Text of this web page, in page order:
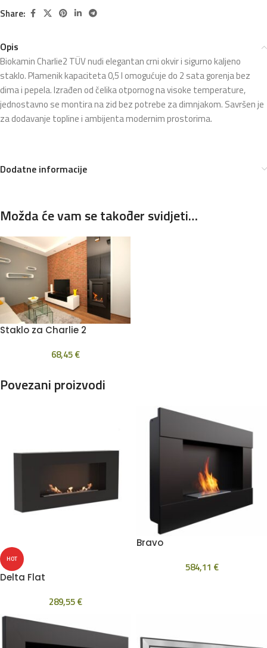
Share:
Opis
Biokamin Charlie2 TÜV nudi elegantan crni okvir i sigurno kaljeno
staklo. Plamenik kapaciteta 0,5 l omogućuje do 2 sata gorenja bez
dima i pepela. Izrađen od čelika otpornog na visoke temperature,
jednostavno se montira na zid bez potrebe za dimnjakom. Savršen je
za dodavanje topline i ambijenta modernim prostorima.
Dodatne informacije
Možda će vam se također svidjeti…
Staklo za Charlie 2
68,45€
Povezani proizvodi
HOT
Delta Flat
289,55€
Bravo
584,11 €